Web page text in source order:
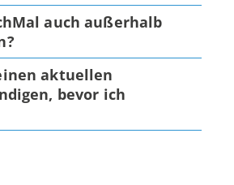
auch außerhalb
aktuellen
bevor ich